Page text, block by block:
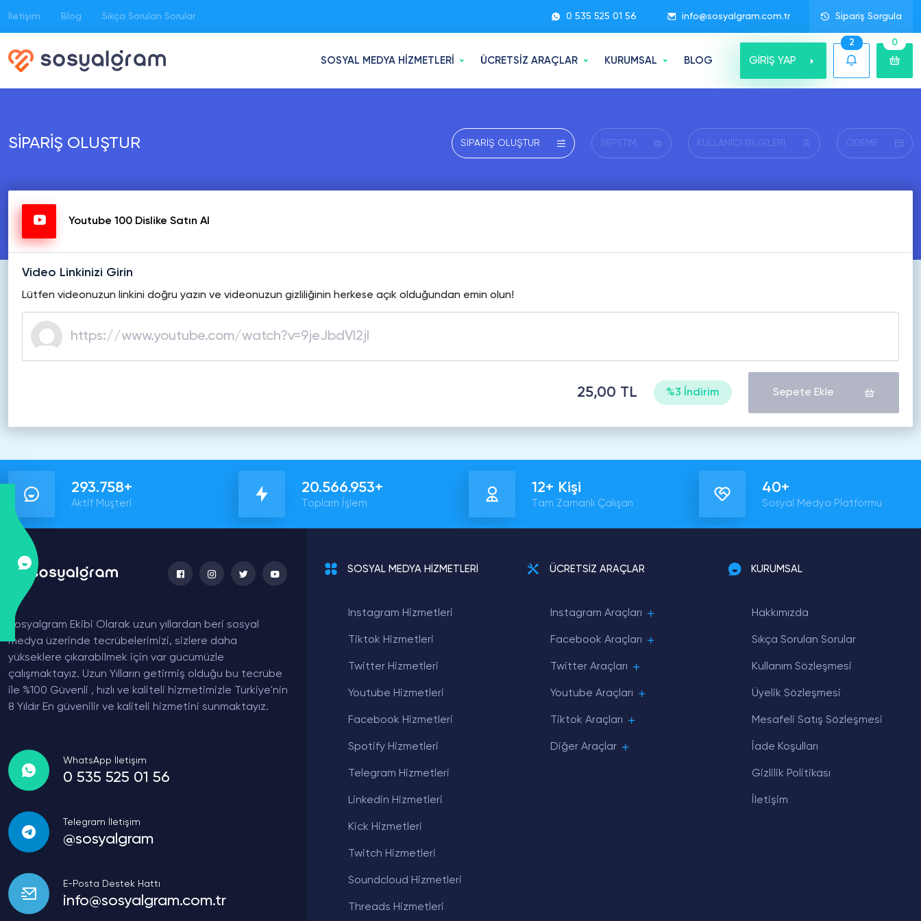
İletişim Blog Sıkça Sorulan Sorular 0 535 525 01 56 info@sosyalgram.com.tr Sipariş Sorgula
SOSYAL MEDYA HİZMETLERİ ÜCRETSİZ ARAÇLAR KURUMSAL BLOG GİRİŞ YAP
2 0
SİPARİŞ OLUŞTUR SİPARİŞ OLUŞTUR SEPETİM KULLANICI BİLGİLERİ ÖDEME
Youtube 100 Dislike Satın Al
Video Linkinizi Girin
Lütfen videonuzun linkini doğru yazın ve videonuzun gizliliğinin herkese açık olduğundan emin olun!
25,00 TL %3 İndirim Sepete Ekle
293.758+
Aktif Müşteri
20.566.953+
Toplam İşlem
12+ Kişi
Tam Zamanlı Çalışan
40+
Sosyal Medya Platformu
Sosyalgram Ekibi Olarak uzun yıllardan beri sosyal
medya üzerinde tecrübelerimizi, sizlere daha
yükseklere çıkarabilmek için var gücümüzle
çalışmaktayız. Uzun Yılların getirmiş olduğu bu tecrübe
ile %100 Güvenli , hızlı ve kaliteli hizmetimizle Türkiye'nin
8 Yıldır En güvenilir ve kaliteli hizmetini sunmaktayız.
WhatsApp İletişim
0 535 525 01 56
Telegram İletişim
@sosyalgram
E-Posta Destek Hattı
info@sosyalgram.com.tr
SOSYAL MEDYA HİZMETLERİ
Instagram Hizmetleri
Tiktok Hizmetleri
Twitter Hizmetleri
Youtube Hizmetleri
Facebook Hizmetleri
Spotify Hizmetleri
Telegram Hizmetleri
Linkedin Hizmetleri
Kick Hizmetleri
Twitch Hizmetleri
Soundcloud Hizmetleri
Threads Hizmetleri
ÜCRETSİZ ARAÇLAR
Instagram Araçları
Facebook Araçları
Twitter Araçları
Youtube Araçları
Tiktok Araçları
Diğer Araçlar
KURUMSAL
Hakkımızda
Sıkça Sorulan Sorular
Kullanım Sözleşmesi
Üyelik Sözleşmesi
Mesafeli Satış Sözleşmesi
İade Koşulları
Gizlilik Politikası
İletişim